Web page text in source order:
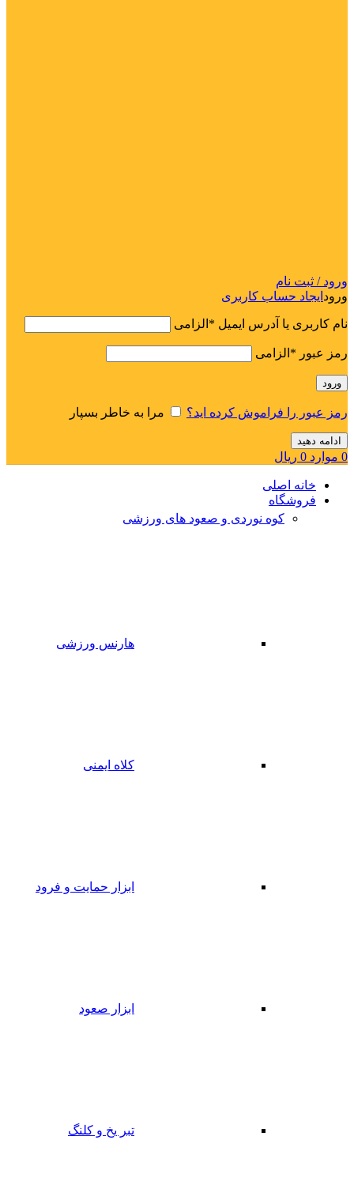
ورود / ثبت نام
ورود ایجاد حساب کاربری
نام کاربری یا آدرس ایمیل * الزامی
رمز عبور * الزامی
ورود
رمز عبور را فراموش کرده اید؟ مرا به خاطر بسپار
ادامه دهید
0 موارد 0 ریال
خانه اصلی
فروشگاه
کوه نوردی و صعود های ورزشی
هارنس ورزشی
کلاه ایمنی
ابزار حمایت و فرود
ابزار صعود
تبر یخ و کلنگ